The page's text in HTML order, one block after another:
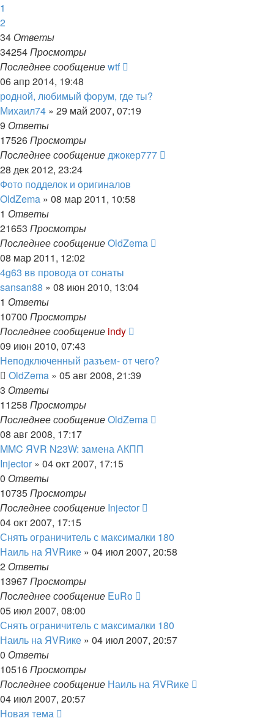
1
2
34 Ответы
34254Просмотры
Последнее сообщениеwtf
06 апр 2014, 19:48
родной, любимый форум, где ты?
Михаил74 » 29 май 2007, 07:19
9 Ответы
17526Просмотры
Последнее сообщениеджокер777
28 дек 2012, 23:24
Фото подделок и оригиналов
OldZema » 08 мар 2011, 10:58
1 Ответы
21653 Просмотры
Последнее сообщениеOldZema
08 мар 2011, 12:02
4g63 вв провода от сонаты
sansan88 » 08 июн 2010, 13:04
1 Ответы
10700 Просмотры
Последнее сообщение indy
09 июн 2010, 07:43
Неподключенный разъем- от чего?
OldZema » 05 авг 2008, 21:39
3 Ответы
11258 Просмотры
Последнее сообщениеOldZema
08 авг 2008, 17:17
MMC ЯVR N23W: замена АКПП
Injector » 04 окт 2007, 17:15
0 Ответы
10735Просмотры
Последнее сообщение Injector
04 окт 2007, 17:15
Снять ограничитель с максималки 180
Наиль на ЯVRике » 04 июл 2007, 20:58
2 Ответы
13967Просмотры
Последнее сообщение EuRo
05 июл 2007, 08:00
Снять ограничитель с максималки 180
Наиль на ЯVRике » 04 июл 2007, 20:57
0 Ответы
10516Просмотры
Последнее сообщение Наиль на ЯVRике
04 июл 2007, 20:57
Новая тема